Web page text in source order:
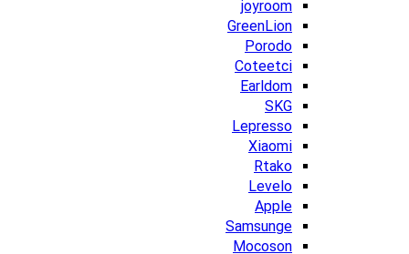
joyroom
GreenLion
Porodo
Coteetci
Earldom
SKG
Lepresso
Xiaomi
Rtako
Levelo
Apple
Samsunge
Mocoson